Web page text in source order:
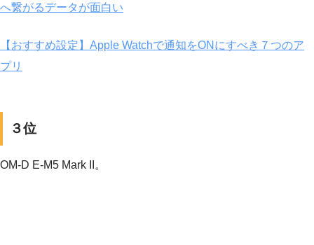
へ繋がるデータが面白い
【おすすめ設定】Apple Watchで通知をONにすべき７つのア
プリ
３位
OM-D E-M5 Mark II。